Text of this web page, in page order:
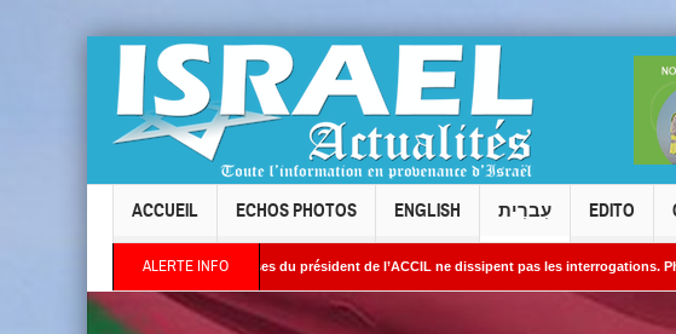
ACCUEIL ECHOS PHOTOS ENGLISH עִברִית EDITO
ALERTE INFO
Levallois : les réponses du président de l’ACCIL ne dissipent pas les interrogations. Philippe Cohen
Orient : Des images satellites révèlent une activité jugée « inquiétante » sur des sites nucléaires iraniens